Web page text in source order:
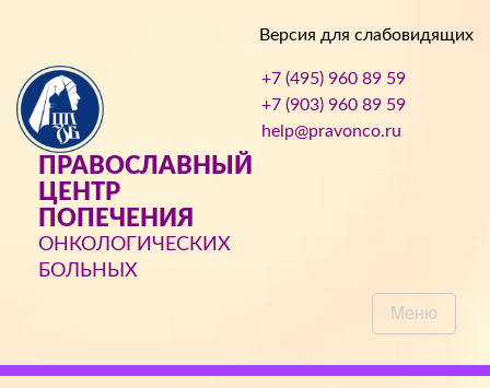
Версия для слабовидящих
ПРАВОСЛАВНЫЙ
ЦЕНТР
ПОПЕЧЕНИЯ
ОНКОЛОГИЧЕСКИХ
БОЛЬНЫХ
+7 (495) 960 89 59
+7 (903) 960 89 59
help@pravonco.ru
Меню